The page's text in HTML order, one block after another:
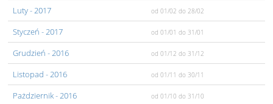
Luty- 2017 od 01/02 do 28/02
Styczeń - 2017 od 01/01 do 31/01
Grudzień - 2016 od 01/12 do 31/12
Listopad - 2016 od 01/11 do 30/11
Pażdziernik- 2016 od 01/10 do 31/10